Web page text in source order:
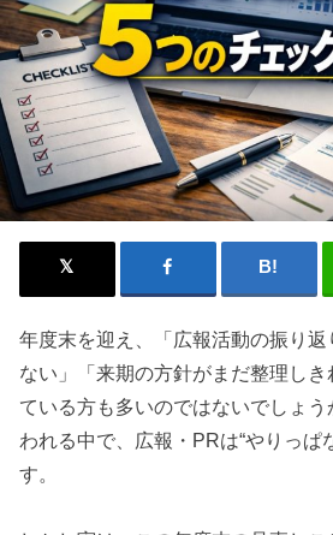
年度末を迎え、「広報活動の振り
ない」「来期の方針がまだ整理し
ている方も多いのではないでしょ
われる中で、広報・PRは“やりっぱ
す。